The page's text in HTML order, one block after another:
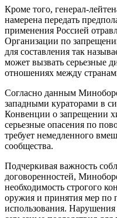
Кроме того, генерал-
намерена передать
применения Россией
Организации по
для составления так
может вызвать серьезные
отношениях между
Согласно данным
западными кураторами в
Конвенции о запрещении
серьезные опасения по
требует немедленного
сообщества.
Подчеркивая важность
договоренностей,
необходимость строгого
оружия и принятия мер по
использования.